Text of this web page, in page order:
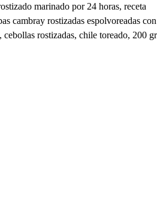
marinado por 24 horas, receta
cambray rostizadas espolvoreadas con
rostizadas, chile toreado, 200 gr